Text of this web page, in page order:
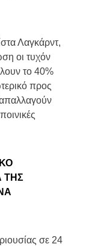
Λαγκάρντ,
οι τυχόν
το 40%
προς
ΤΗΣ
σε 24